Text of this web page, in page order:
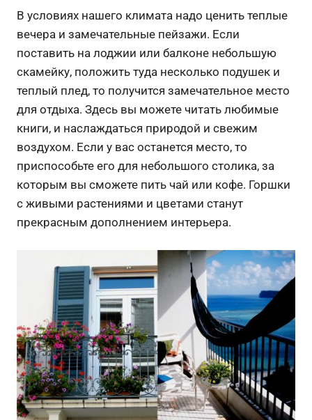
В условиях нашего климата надо ценить теплые
вечера и замечательные пейзажи. Если
поставить на лоджии или балконе небольшую
скамейку, положить туда несколько подушек и
теплый плед, то получится замечательное место
для отдыха. Здесь вы можете читать любимые
книги, и наслаждаться природой и свежим
воздухом. Если у вас останется место, то
приспособьте его для небольшого столика, за
которым вы сможете пить чай или кофе. Горшки
с живыми растениями и цветами станут
прекрасным дополнением интерьера.